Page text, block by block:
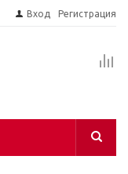
Вход Регистрация